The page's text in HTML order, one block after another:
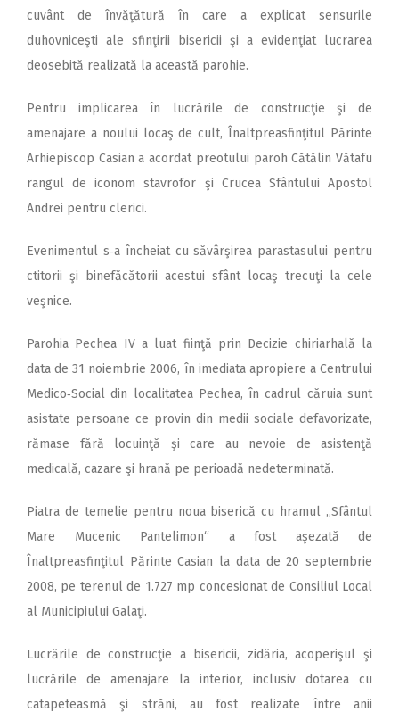
cuvânt de învăţătură în care a explicat sensurile
duhovniceşti ale sfinţirii bisericii şi a evidenţiat lucrarea
deosebită realizată la această parohie.
Pentru implicarea în lucrările de construcţie şi de
amenajare a noului locaş de cult, Înaltpreasfinţitul Părinte
Arhiepiscop Casian a acordat preotului paroh Cătălin Vătafu
rangul de iconom stavrofor şi Crucea Sfântului Apostol
Andrei pentru clerici.
Evenimentul s‑a încheiat cu săvârşirea parastasului pentru
ctitorii şi binefăcătorii acestui sfânt locaş trecuţi la cele
veşnice.
Parohia Pechea IV a luat fiinţă prin Decizie chiriarhală la
data de 31 noiembrie 2006, în imediata apropiere a Centrului
Medico‑Social din localitatea Pechea, în cadrul căruia sunt
asistate persoane ce provin din medii sociale defavorizate,
rămase fără locuinţă şi care au nevoie de asistenţă
medicală, cazare şi hrană pe perioadă nedeterminată.
Piatra de temelie pentru noua biserică cu hramul „Sfântul
Mare Mucenic Pantelimon“ a fost aşezată de
Înaltpreasfinţitul Părinte Casian la data de 20 septembrie
2008, pe terenul de 1.727 mp concesionat de Consiliul Local
al Municipiului Galaţi.
Lucrările de construcţie a bisericii, zidăria, acoperişul şi
lucrările de amenajare la interior, inclusiv dotarea cu
catapeteasmă şi străni, au fost realizate între anii